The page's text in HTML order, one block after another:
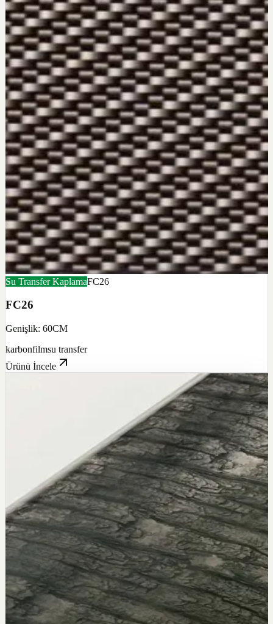
Su Transfer KaplamaFC26
FC26
Genişlik: 60CM
karbonfilmsu transfer
Ürünü İncele